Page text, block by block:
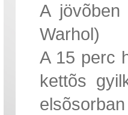
A jövõben
Warhol)
A 15 perc
kettõs